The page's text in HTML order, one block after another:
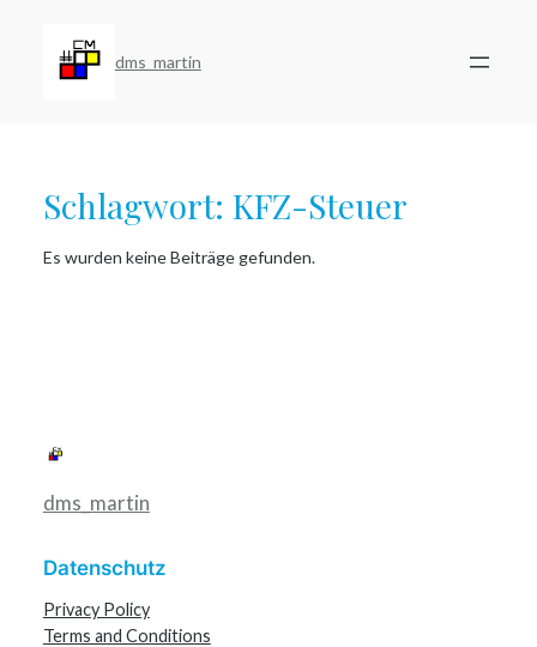
springen
dms_martin
Schlagwort: KFZ-Steuer
Es wurden keine Beiträge gefunden.
dms_martin
Datenschutz
Privacy Policy
Terms and Conditions